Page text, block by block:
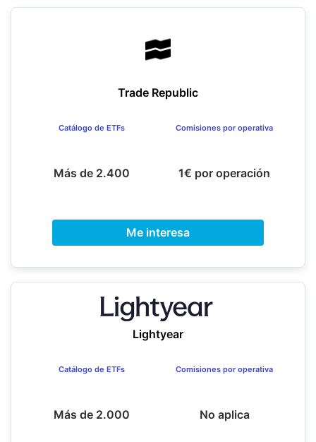
Trade Republic
Catálogo de ETFs
Más de 2.400
Comisiones por operativa
1€ por operación
Me interesa
Lightyear
Catálogo de ETFs
Más de 2.000
Comisiones por operativa
No aplica